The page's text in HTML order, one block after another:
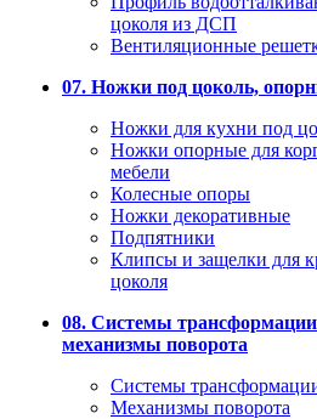
цоколя из ДСП
Вентиляционные
07. Ножки под цоколь,
Ножки для кухни под
Ножки опорные для
мебели
Колесные опоры
Ножки декоративные
Подпятники
Клипсы и защелки для
цоколя
08. Системы трансформации
механизмы поворота
Системы
Механизмы поворота